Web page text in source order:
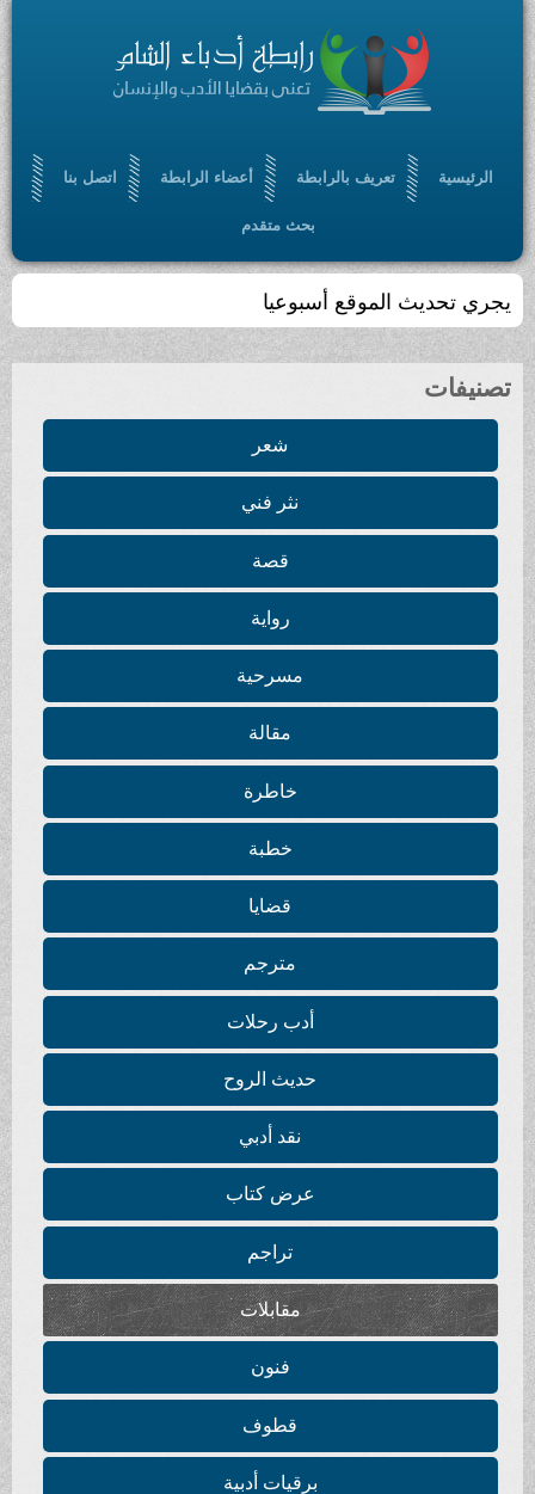
الرئيسية تعريف بالرابطة أعضاء الرابطة اتصل بنا
بحث متقدم
تجمّعٌ أدبي ، ثقافي ، مفتوح ، يسعى إلى الإسهام في
بلورة رؤيا أدبية حضارية ، من خلال أدب سامٍ ملتزم
تصنيفات
شعر
نثر فني
قصة
رواية
مسرحية
مقالة
خاطرة
خطبة
قضايا
مترجم
أدب رحلات
حديث الروح
نقد أدبي
عرض كتاب
تراجم
مقابلات
فنون
قطوف
برقيات أدبية